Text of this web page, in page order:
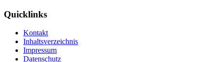
Quicklinks
Kontakt
Inhaltsverzeichnis
Impressum
Datenschutz